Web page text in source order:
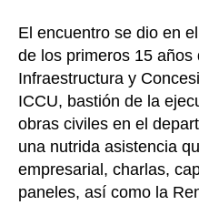
El encuentro se dio en
de los primeros 15 años
Infraestructura y
ICCU, bastión de la
obras civiles en el
una nutrida asistencia
empresarial, charlas,
paneles, así como la